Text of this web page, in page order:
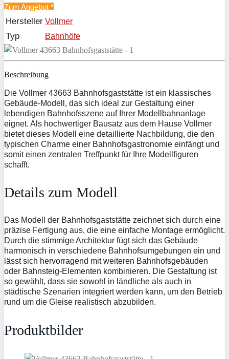
Zum Angebot *
Hersteller Vollmer
Typ Bahnhöfe
Beschreibung
Die Vollmer 43663 Bahnhofsgaststätte ist ein klassisches
Gebäude-Modell, das sich ideal zur Gestaltung einer
lebendigen Bahnhofsszene auf Ihrer Modellbahnanlage
eignet. Als hochwertiger Bausatz aus dem Hause Vollmer
bietet dieses Modell eine detaillierte Nachbildung, die den
typischen Charme einer Bahnhofsgastronomie einfängt und
somit einen zentralen Treffpunkt für Ihre Modellfiguren
schafft.
Details zum Modell
Das Modell der Bahnhofsgaststätte zeichnet sich durch eine
präzise Fertigung aus, die eine einfache Montage ermöglicht.
Durch die stimmige Architektur fügt sich das Gebäude
harmonisch in verschiedene Bahnhofsumgebungen ein und
lässt sich hervorragend mit weiteren Bahnhofsgebäuden
oder Bahnsteig-Elementen kombinieren. Die Gestaltung ist
so gewählt, dass sie sowohl in ländliche als auch in
städtische Szenarien integriert werden kann, um den Betrieb
rund um die Gleise realistisch abzubilden.
Produktbilder